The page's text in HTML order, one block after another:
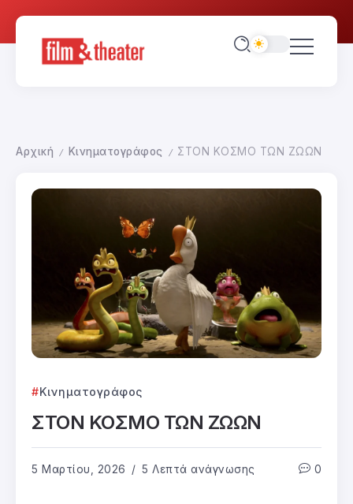
Αρχική / Κινηματογράφος / ΣΤΟΝ ΚΟΣΜΟ ΤΩΝ ΖΩΩΝ
Κινηματογράφος
ΣΤΟΝ ΚΟΣΜΟ ΤΩΝ ΖΩΩΝ
5 Μαρτίου, 2026 5 Λεπτά ανάγνωσης 0